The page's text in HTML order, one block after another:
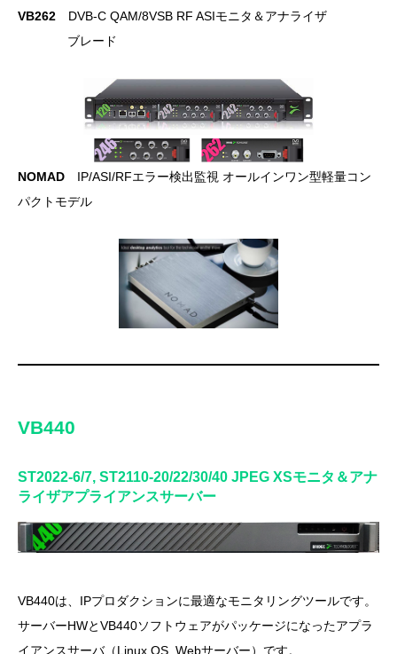
VB262 DVB-C QAM/8VSB RF ASIモニタ＆アナライザ
ブレード
NOMAD IP/ASI/RFエラー検出監視 オールインワン型軽量コン
パクトモデル
VB440
ST2022-6/7, ST2110-20/22/30/40 JPEG XSモニタ＆アナ
ライザアプライアンスサーバー
VB440は、IPプロダクションに最適なモニタリングツールです。
サーバーHWとVB440ソフトウェアがパッケージになったアプラ
イアンスサーバ（Linux OS, Webサーバー）です。